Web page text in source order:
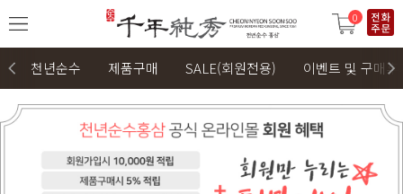
0
천년순수 제품구매 SALE(회원전용) 이벤트 및 구매후